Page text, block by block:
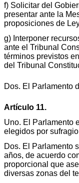
f) Solicitar del
presentar ante la
proposiciones de
g) Interponer
ante el Tribunal
términos previstos
del Tribunal
Dos. El Parlamento
Artículo 11.
Uno. El Parlamento
elegidos por
Dos. El Parlamento
años, de acuerdo
proporcional que
diversas zonas del